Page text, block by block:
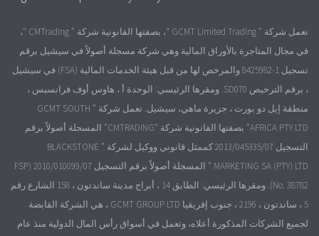
تعمل شركة ” GCMT Limited Trading “، بصفتها القانونية شركة ” CMTrading “،
في مجال المتاجرة بالأوراق المالية وهي شركة مسجلة أصولاً في سيشيل برقم
تسجيل 1-8425982 والمرخص لها من قبل هيئة الخدمات المالية (FSA) في سيشيل
، برقم الترخيص SD070. ومقرها الرئيسي: الوحدة أ ، هاوس أوف فرانسيس ،
منطقة إيل دو بورت ، جزيرة ماهي، سيشيل. تعمل شركة ” GCMT SOUTH
AFRICA PTY LTD” بصفتها القانونية شركة “CMTRADING” المسجلة أصولاً برقم
التسجيل 2013/045335/07 كممثل قانوني ووكيل لشركة ” BLACKSTONE
MARKETING SA (PTY) LTD ” المسجلة أصولاً برقم التسجيل 2010/010099/07 (FSP
No. 38782). ومقرها الرئيسي: الطابق 14 ، أبراج مدينة ساندتون ، 158 الشارع رقم
5 ، ساندتون ، 2196 ، جنوب إفريقيا GCMT GROUP LTD ، هي الشركة القابضة
لجميع الشركات المذكورة أعلاه، وتعمل في أسواق رأس المال الدولية منذ عام